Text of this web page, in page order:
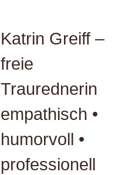
Katrin Greiff –
freie
Traurednerin
empathisch •
humorvoll •
professionell